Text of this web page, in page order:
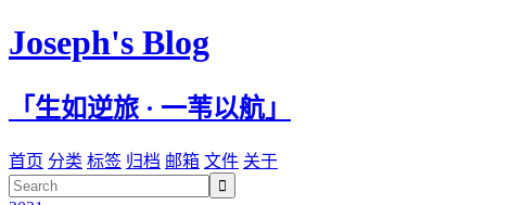
Joseph's Blog
「生如逆旅 · 一苇以航」
首页 分类 标签 归档 邮箱 文件 关于
